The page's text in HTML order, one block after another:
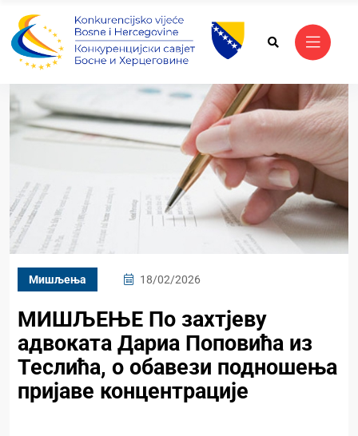
Mишљења 18/02/2026
МИШЉЕЊЕ По захтјеву
адвоката Дариа Поповића из
Теслића, о обавези подношења
пријаве концентрације